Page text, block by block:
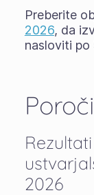
Preberite
2026, da
nasloviti po
2026